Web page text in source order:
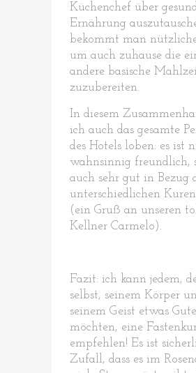
Küchenchef über
Ernährung
bekommt man
um auch zuhause die
andere basische
zuzubereiten.
In diesem
ich auch das gesamte
des Hotels loben: es ist
wahnsinnig freundlich,
auch sehr gut in Bezug
unterschiedlichen
(ein Gruß an unseren
Kellner Carmelo).
Fazit: ich kann jedem,
selbst, seinem Körper
seinem Geist etwas
möchten, eine
empfehlen! Es ist
Zufall, dass es im